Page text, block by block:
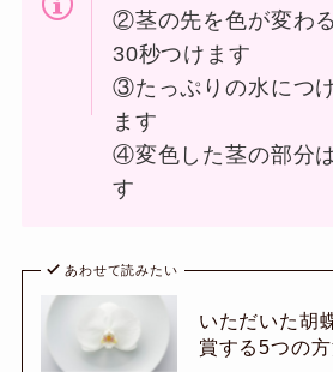
②茎の先を色が変わ
30秒つけます
③たっぷりの水につ
ます
④変色した茎の部分
す
あわせて読みたい
いただいた胡
賞する5つの